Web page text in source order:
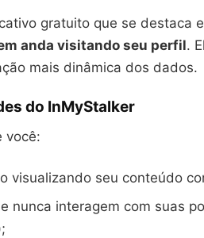
gratuito que se destaca
anda visitando seu perfil.
mais dinâmica dos dados.
do InMyStalker
você:
visualizando seu conteúdo
nunca interagem com suas